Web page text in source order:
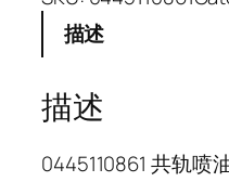
描述
描述
0445110861 共轨喷